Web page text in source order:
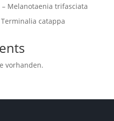
– Melanotaenia trifasciata
catappa
vorhanden.